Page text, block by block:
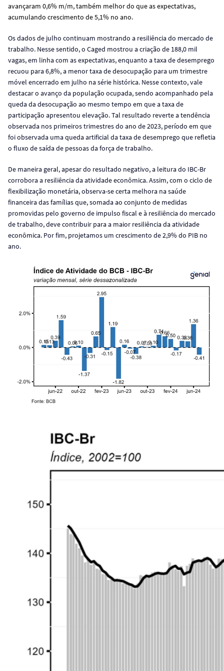
avançaram 0,6% m/m, também melhor do que as expectativas,
acumulando crescimento de 5,1% no ano.
Os dados de julho continuam mostrando a resiliência do mercado de
trabalho. Nesse sentido, o Caged mostrou a criação de 188,0 mil
vagas, em linha com as expectativas, enquanto a taxa de desemprego
recuou para 6,8%, a menor taxa de desocupação para um trimestre
móvel encerrado em julho na série histórica. Nesse contexto, vale
destacar o avanço da população ocupada, sendo acompanhado pela
queda da desocupação ao mesmo tempo em que a taxa de
participação apresentou elevação. Tal resultado reverte a tendência
observada nos primeiros trimestres do ano de 2023, período em que
foi observada uma queda artificial da taxa de desemprego que refletia
o fluxo de saída de pessoas da força de trabalho.
De maneira geral, apesar do resultado negativo, a leitura do IBC-Br
corrobora a resiliência da atividade econômica. Assim, com o ciclo de
flexibilização monetária, observa-se certa melhora na saúde
financeira das famílias que, somada ao conjunto de medidas
promovidas pelo governo de impulso fiscal e à resiliência do mercado
de trabalho, deve contribuir para a maior resiliência da atividade
econômica. Por fim, projetamos um crescimento de 2,9% do PIB no
ano.